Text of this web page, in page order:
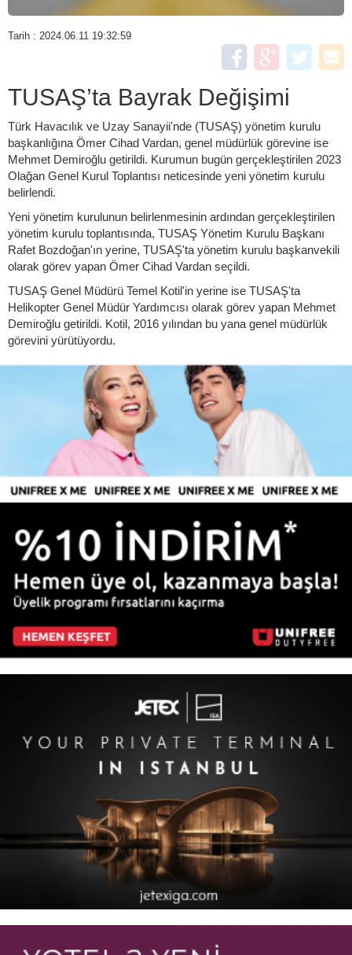
Tarih : 2024.06.11 19:32:59
TUSAŞ’ta Bayrak Değişimi
Türk Havacılık ve Uzay Sanayii'nde (TUSAŞ) yönetim kurulu
başkanlığına Ömer Cihad Vardan, genel müdürlük görevine ise
Mehmet Demiroğlu getirildi. Kurumun bugün gerçekleştirilen 2023
Olağan Genel Kurul Toplantısı neticesinde yeni yönetim kurulu
belirlendi.
Yeni yönetim kurulunun belirlenmesinin ardından gerçekleştirilen
yönetim kurulu toplantısında, TUSAŞ Yönetim Kurulu Başkanı
Rafet Bozdoğan'ın yerine, TUSAŞ'ta yönetim kurulu başkanvekili
olarak görev yapan Ömer Cihad Vardan seçildi.
TUSAŞ Genel Müdürü Temel Kotil'in yerine ise TUSAŞ'ta
Helikopter Genel Müdür Yardımcısı olarak görev yapan Mehmet
Demiroğlu getirildi. Kotil, 2016 yılından bu yana genel müdürlük
görevini yürütüyordu.